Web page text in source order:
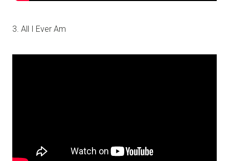
3. All I Ever Am